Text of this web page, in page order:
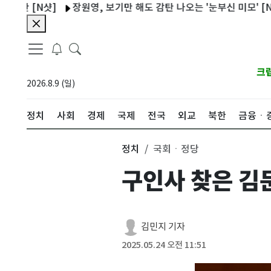
장원영, 보기만 해도 감탄 나오는 '눈부신 미모' [N샷]
2026.8.9 (일)
크
정치 사회 경제 국제 전국 외교 북한 금융ㆍ
정치 국회ㆍ정당
구인사 찾은 김
김민지 기자
2025.05.24 오전 11:51